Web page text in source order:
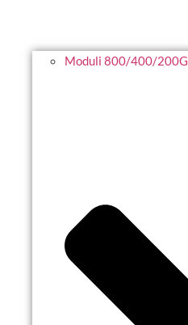
Moduli 800/400/200G